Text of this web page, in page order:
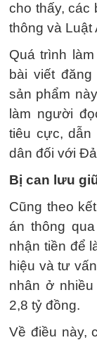
cho thấy, các
thông và Luật
Quá trình
bài viết
sản phẩm
làm người
tiêu cực, dẫn
dân đối với
Bị can lưu
Cũng theo
án thông
nhận tiền để
hiệu và tư
nhân ở
2,8 tỷ đồng.
Về điều này,